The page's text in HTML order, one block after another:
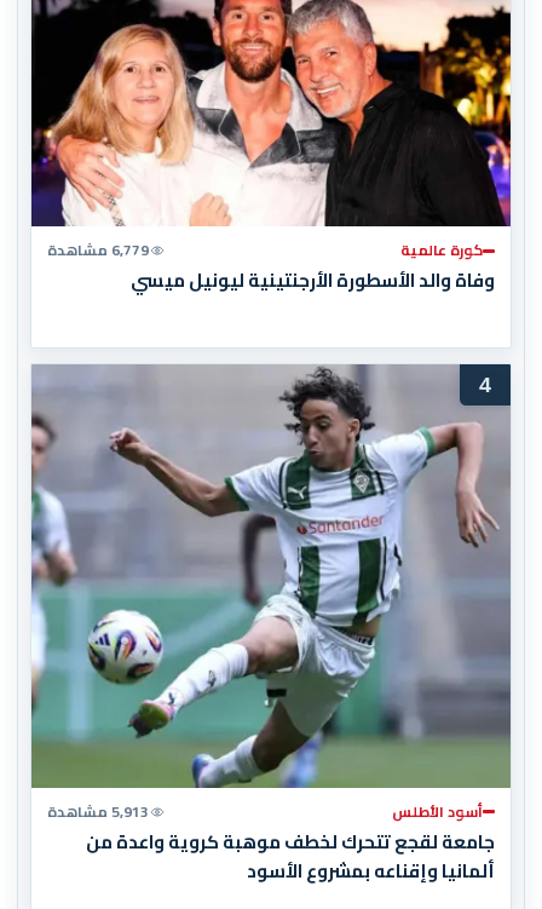
كورة عالمية 6,779 مشاهدة
وفاة والد الأسطورة الأرجنتينية ليونيل ميسي
4
أسود الأطلس 5,913 مشاهدة
جامعة لقجع تتحرك لخطف موهبة كروية واعدة من
ألمانيا وإقناعه بمشروع الأسود